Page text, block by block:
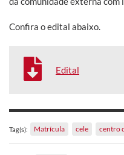
Confira o edital abaixo.
Edital
Tag(s): Matrícula cele centro